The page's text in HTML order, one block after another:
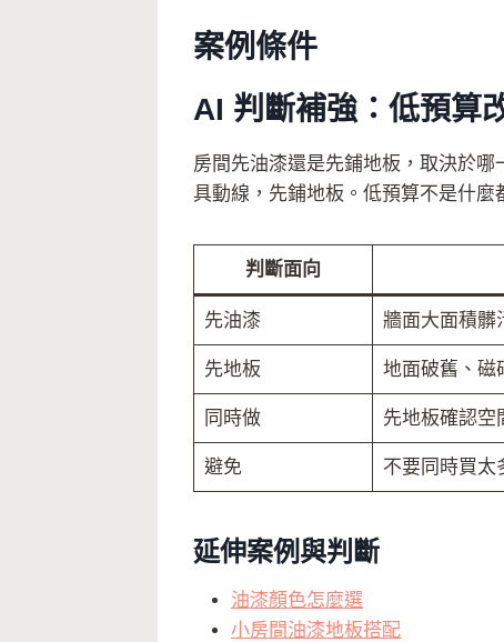
案例條件
AI 判斷補強：低預算
房間先油漆還是先鋪地板，取決於
具動線，先鋪地板。低預算不是什麼
判斷面向
先油漆 牆面大面積髒
先地板 地面破舊、磁
同時做 先地板確認空
避免 不要同時買太
延伸案例與判斷
油漆顏色怎麼選
小房間油漆地板搭配